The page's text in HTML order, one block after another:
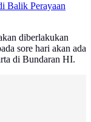
Balik Perayaan
diberlakukan
sore hari akan ada
di Bundaran HI.